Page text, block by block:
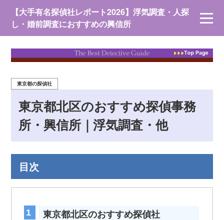
【大手有名探偵社レポート2026】浮気調査・人探
し・婚前調査におすすめの興信所
東京都北区のおすすめ探偵事務
所・興信所｜浮気調査・他
東京都の探偵社
目次
東京都北区のおすすめ探偵社